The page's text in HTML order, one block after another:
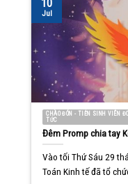
CHÀO ĐÓN - TIỄN SINH VIÊN
TỨC
Đêm Promp chia tay
Vào tối Thứ Sáu 29
Toán Kinh tế đã tổ
10
Jul